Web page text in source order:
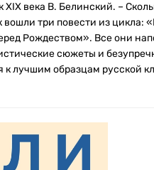
века В. Белинский. –
три повести из цикла:
Рождеством». Все они
сюжеты и
лучшим образцам русской